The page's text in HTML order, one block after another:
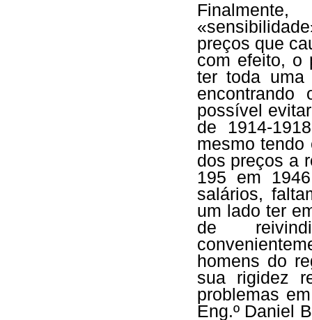
preços que
com efeito, o
ter toda uma
possível
de 1914-
mesmo
dos preços a
195 em
salários,
um lado ter
de
homens do
sua rigidez
problemas
Eng.º Daniel